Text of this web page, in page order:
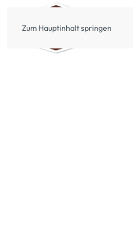
Zum Hauptinhalt springen